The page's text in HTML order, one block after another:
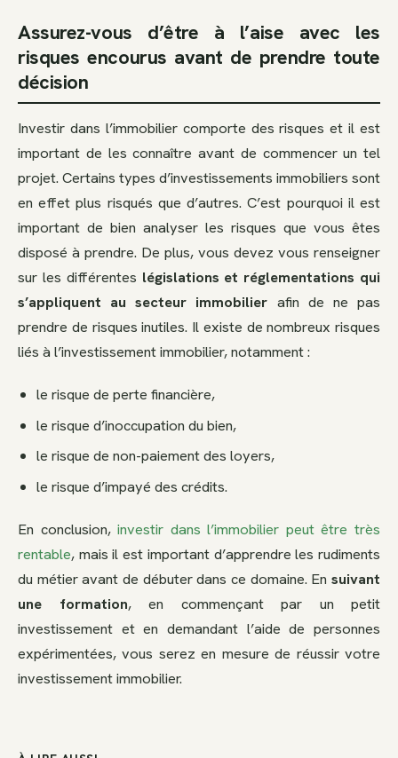
Assurez-vous d’être à l’aise avec les
risques encourus avant de prendre toute
décision
Investir dans l’immobilier comporte des risques et il est
important de les connaître avant de commencer un tel
projet. Certains types d’investissements immobiliers sont
en effet plus risqués que d’autres. C’est pourquoi il est
important de bien analyser les risques que vous êtes
disposé à prendre. De plus, vous devez vous renseigner
sur les différentes législations et réglementations qui
s’appliquent au secteur immobilier afin de ne pas
prendre de risques inutiles. Il existe de nombreux risques
liés à l’investissement immobilier, notamment :
le risque de perte financière,
le risque d’inoccupation du bien,
le risque de non-paiement des loyers,
le risque d’impayé des crédits.
En conclusion,investir dans l’immobilier peut être très
rentable, mais il est important d’apprendre les rudiments
du métier avant de débuter dans ce domaine. En suivant
une formation, en commençant par un petit
investissement et en demandant l’aide de personnes
expérimentées, vous serez en mesure de réussir votre
investissement immobilier.